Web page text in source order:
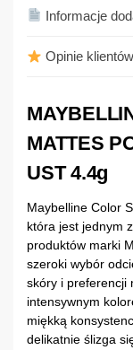
Informacje
Opinie klientów
MATTES
UST 4.4g
Maybelline Color
która jest jednym
produktów marki
szeroki wybór
skóry i preferencji
intensywnym
miękką
delikatnie ślizga